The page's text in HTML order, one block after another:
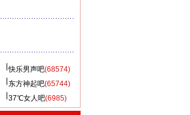
快乐男声吧(68574)
东方神起吧(65744)
37℃女人吧(6985)